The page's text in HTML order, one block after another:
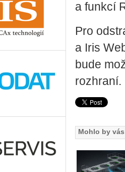
a funkcí
Pro
a Iris
bude
rozhraní.
Mohlo by